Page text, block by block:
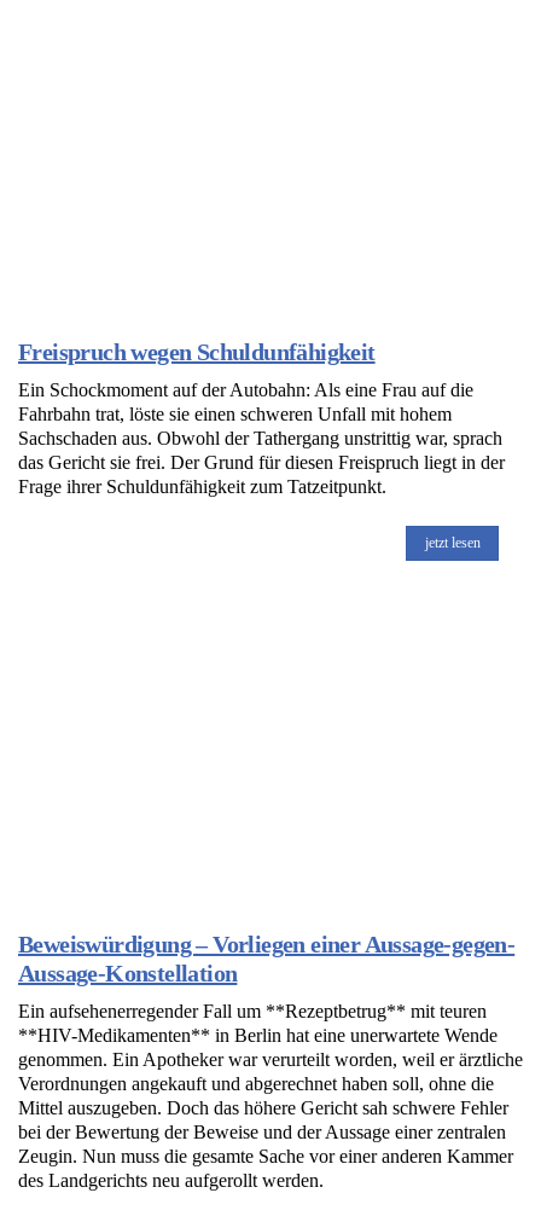
Freispruch wegen Schuldunfähigkeit
Ein Schockmoment auf der Autobahn: Als eine Frau auf die
Fahrbahn trat, löste sie einen schweren Unfall mit hohem
Sachschaden aus. Obwohl der Tathergang unstrittig war, sprach
das Gericht sie frei. Der Grund für diesen Freispruch liegt in der
Frage ihrer Schuldunfähigkeit zum Tatzeitpunkt.
jetzt lesen
Beweiswürdigung – Vorliegen einer Aussage-gegen-
Aussage-Konstellation
Ein aufsehenerregender Fall um **Rezeptbetrug** mit teuren
**HIV-Medikamenten** in Berlin hat eine unerwartete Wende
genommen. Ein Apotheker war verurteilt worden, weil er ärztliche
Verordnungen angekauft und abgerechnet haben soll, ohne die
Mittel auszugeben. Doch das höhere Gericht sah schwere Fehler
bei der Bewertung der Beweise und der Aussage einer zentralen
Zeugin. Nun muss die gesamte Sache vor einer anderen Kammer
des Landgerichts neu aufgerollt werden.